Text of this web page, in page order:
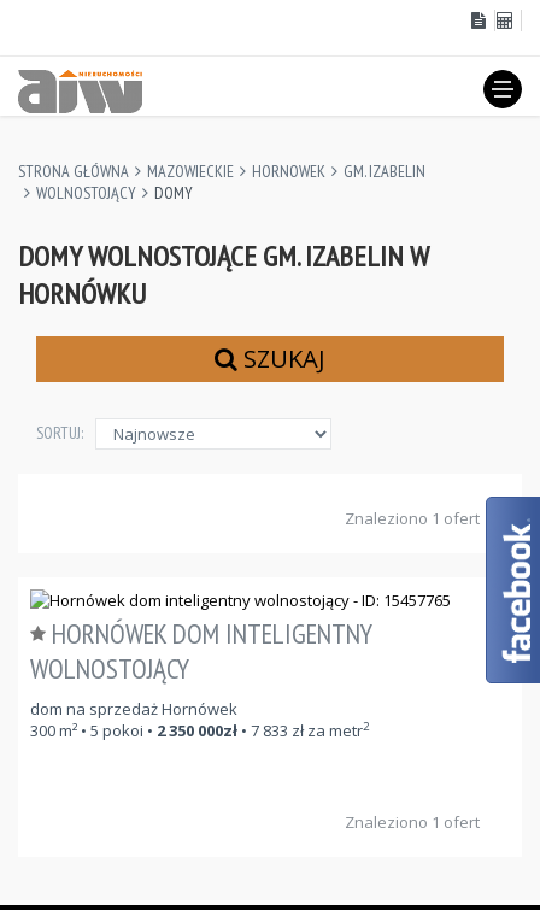
STRONA GŁÓWNA MAZOWIECKIE HORNOWEK
GM. IZABELIN
WOLNOSTOJĄCY
DOMY
DOMY WOLNOSTOJĄCE GM. IZABELIN W
HORNÓWKU
SZUKAJ
SORTUJ:
Znaleziono 1 ofert
HORNÓWEK DOM INTELIGENTNY
WOLNOSTOJĄCY
dom na sprzedaż Hornówek
300m² • 5 pokoi • 2 350 000zł • 7 833 zł za metr2
Znaleziono 1 ofert